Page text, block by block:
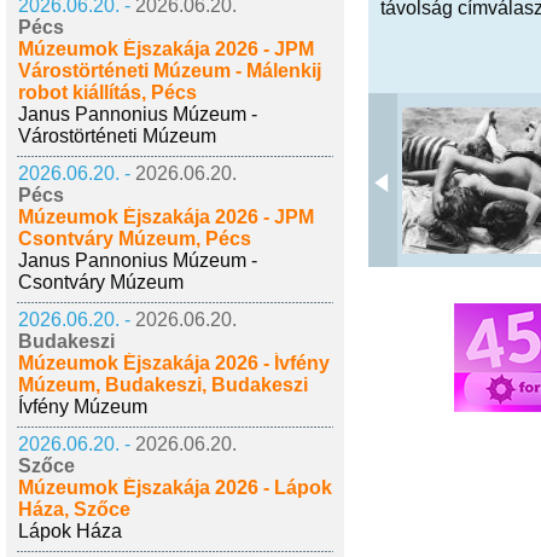
2026.06.20. - 2026.06.20.
Pécs
Múzeumok Éjszakája 2026 - JPM
Várostörténeti Múzeum - Málenkij
robot kiállítás, Pécs
Janus Pannonius Múzeum -
Várostörténeti Múzeum
2026.06.20. - 2026.06.20.
Pécs
Múzeumok Éjszakája 2026 - JPM
Csontváry Múzeum, Pécs
Janus Pannonius Múzeum -
Csontváry Múzeum
2026.06.20. - 2026.06.20.
Budakeszi
Múzeumok Éjszakája 2026 - Ívfény
Múzeum, Budakeszi, Budakeszi
Ívfény Múzeum
2026.06.20. - 2026.06.20.
Szőce
Múzeumok Éjszakája 2026 - Lápok
Háza, Szőce
Lápok Háza
távolság